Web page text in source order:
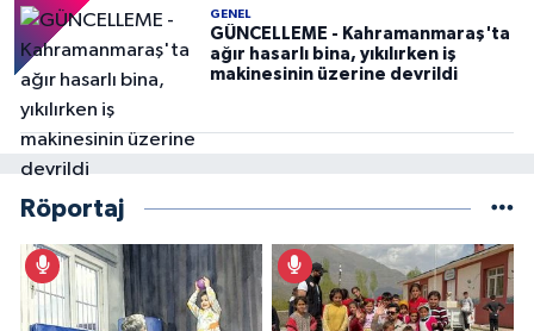
GENEL
GÜNCELLEME - Kahramanmaraş'ta
ağır hasarlı bina, yıkılırken iş
makinesinin üzerine devrildi
Röportaj